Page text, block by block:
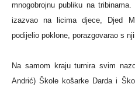
mnogobrojnu publiku na
izazvao na licima djece, Djed
podijelio poklone, porazgovarao s
Na samom kraju turnira svim
Andrić) Škole košarke Darda i